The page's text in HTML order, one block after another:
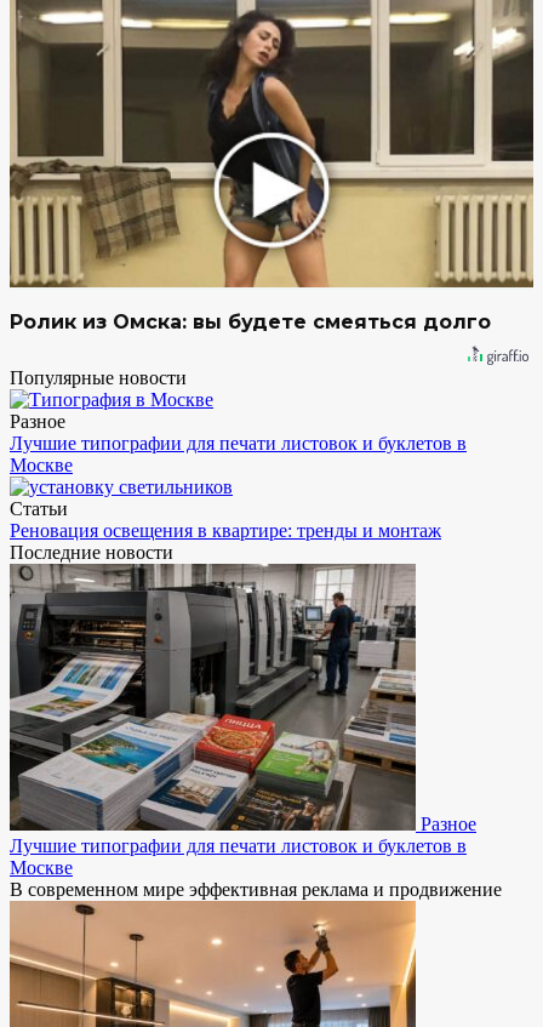
Ролик из Омска: вы будете смеяться долго
Популярные новости
Разное
Лучшие типографии для печати листовок и буклетов в
Москве
Статьи
Реновация освещения в квартире: тренды и монтаж
Последние новости
Разное
Лучшие типографии для печати листовок и буклетов в
Москве
В современном мире эффективная реклама и продвижение